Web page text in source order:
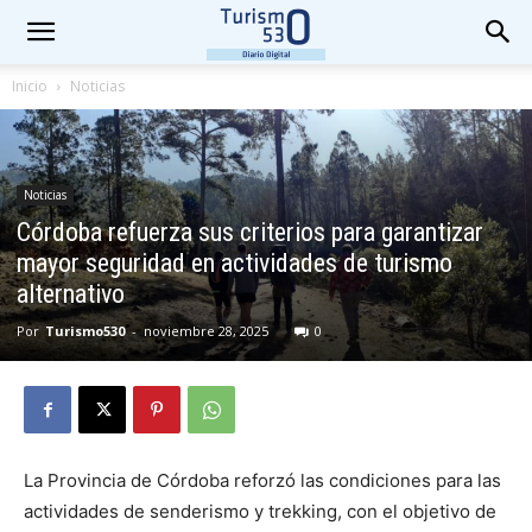
Inicio Noticias
Noticias
Córdoba refuerza sus criterios para garantizar
mayor seguridad en actividades de turismo
alternativo
Por Turismo530 - noviembre 28, 2025 0
La Provincia de Córdoba reforzó las condiciones para las
actividades de senderismo y trekking, con el objetivo de